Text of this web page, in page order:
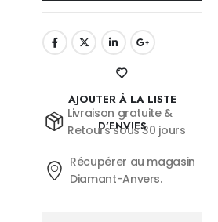
AJOUTER À LA LISTE
D’ENVIES
Livraison gratuite &
Retours sous 30 jours
Récupérer au magasin
Diamant-Anvers.